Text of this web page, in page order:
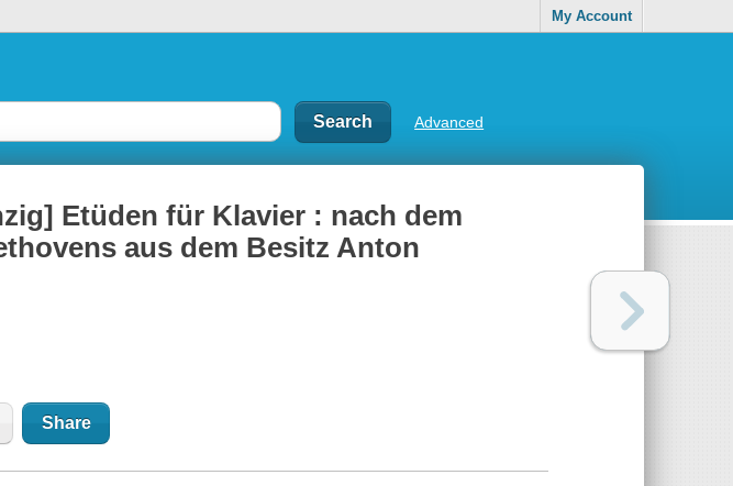
My Account
Advanced
Etüden für Klavier : nach dem
aus dem Besitz Anton
Share